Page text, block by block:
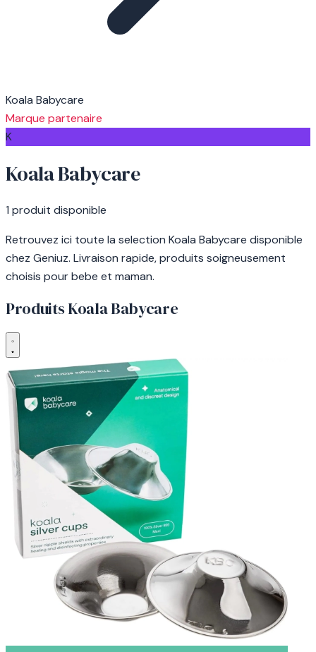
Koala Babycare
Marque partenaire
K
Koala Babycare
1 produit disponible
Retrouvez ici toute la selection Koala Babycare disponible
chez Geniuz. Livraison rapide, produits soigneusement
choisis pour bebe et maman.
Produits Koala Babycare